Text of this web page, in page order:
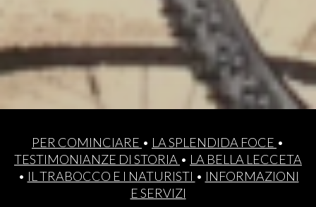
PER COMINCIARE • LA SPLENDIDA FOCE •
TESTIMONIANZE DI STORIA • LA BELLA LECCETA
• IL TRABOCCO E I NATURISTI • INFORMAZIONI
E SERVIZI